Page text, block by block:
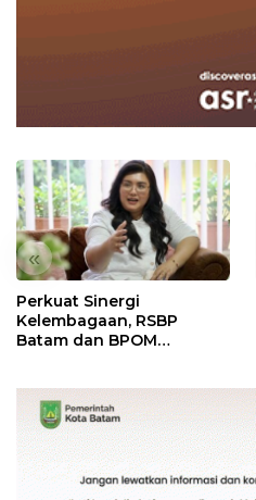
«
Perkuat Sinergi
Kelembagaan, RSBP
Batam dan BPOM